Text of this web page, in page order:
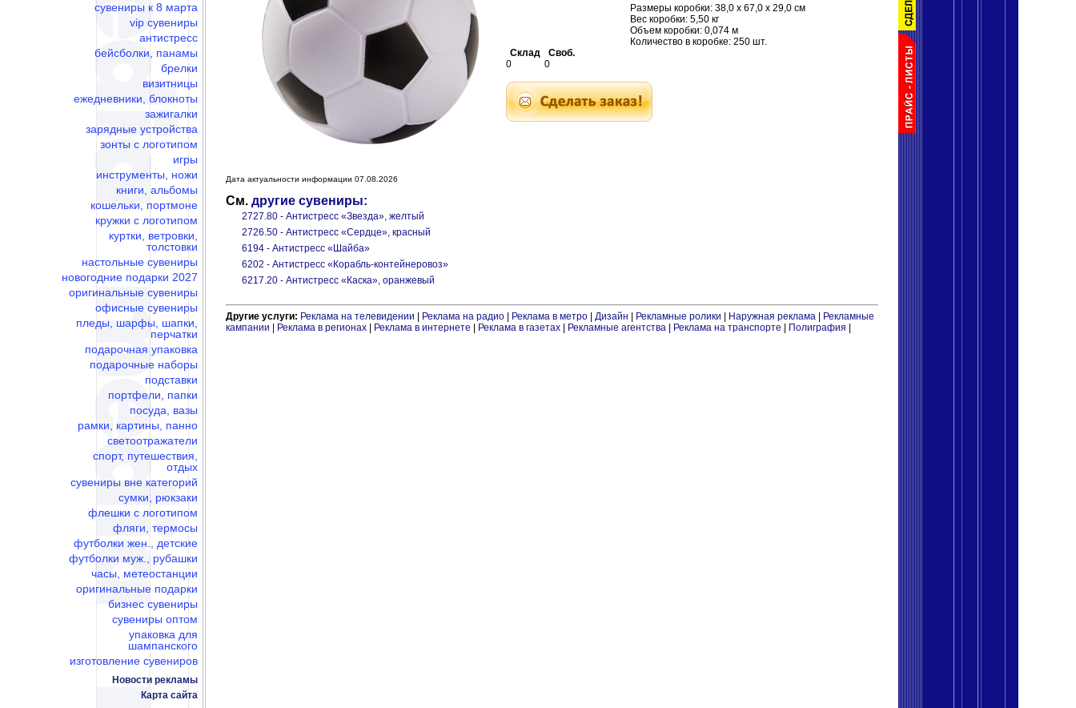
сувениры к 8 марта
vip сувениры
антистресс
бейсболки, панамы
брелки
визитницы
ежедневники, блокноты
зажигалки
зарядные устройства
зонты с логотипом
игры
инструменты, ножи
книги, альбомы
кошельки, портмоне
кружки с логотипом
куртки, ветровки,
толстовки
настольные сувениры
новогодние подарки 2027
оригинальные сувениры
офисные сувениры
пледы, шарфы, шапки,
перчатки
подарочная упаковка
подарочные наборы
подставки
портфели, папки
посуда, вазы
рамки, картины, панно
светоотражатели
спорт, путешествия,
отдых
сувениры вне категорий
сумки, рюкзаки
флешки c логотипом
фляги, термосы
футболки жен., детские
футболки муж., рубашки
часы, метеостанции
оригинальные подарки
бизнес сувениры
сувениры оптом
упаковка для
шампанского
изготовление сувениров
Новости рекламы
Карта сайта
Размеры коробки: 38,0 x 67,0 x 29,0 см
Вес коробки: 5,50 кг
Объем коробки: 0,074 м
Количество в коробке: 250 шт.
Склад
Своб.
0
0
Дата актуальности информации 07.08.2026
См. другие сувениры:
2727.80 - Антистресс «Звезда», желтый
2726.50 - Антистресс «Сердце», красный
6194 - Антистресс «Шайба»
6202 - Антистресс «Корабль-контейнеровоз»
6217.20 - Антистресс «Каска», оранжевый
Другие услуги: Реклама на телевидении Реклама на радио Реклама в метро Дизайн Рекламные ролики Наружная реклама
Рекламные
кампании
Реклама в регионах Реклама в интернете Реклама в газетах Рекламные агентства Реклама на транспорте Полиграфия